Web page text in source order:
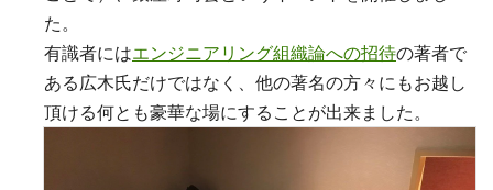
た。
有識者にはエンジニアリング組織論への招待の著者で
ある広木氏だけではなく、他の著名の方々にもお越し
頂ける何とも豪華な場にすることが出来ました。